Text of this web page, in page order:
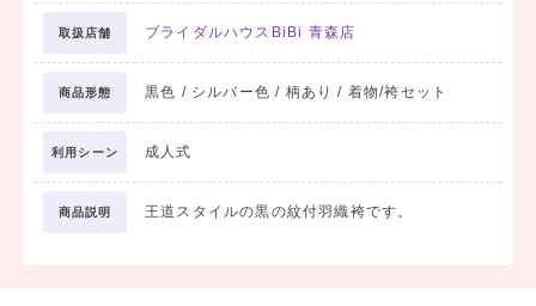
取扱店舗 ブライダルハウスBiBi 青森店
商品形態 黒色 / シルバー色 / 柄あり / 着物/袴セット
利用シーン 成人式
商品説明 王道スタイルの黒の紋付羽織袴です。